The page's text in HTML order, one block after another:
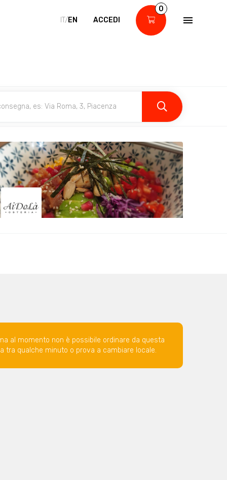
IT/EN ACCEDI
0
al momento non è possibile ordinare da questa
tra qualche minuto o prova a cambiare locale.